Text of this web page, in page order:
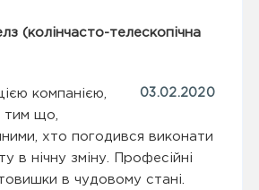
(колінчасто-телескопічна
03.02.2020
компанією,
тим що,
хто погодився виконати
в нічну зміну. Професійні
в чудовому стані.